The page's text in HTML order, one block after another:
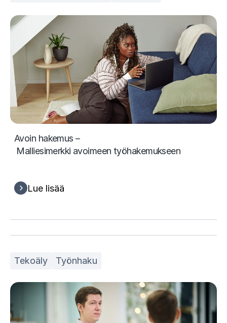
Avoin hakemus –
Malliesimerkki avoimeen työhakemukseen
Lue lisää
Tekoäly Työnhaku